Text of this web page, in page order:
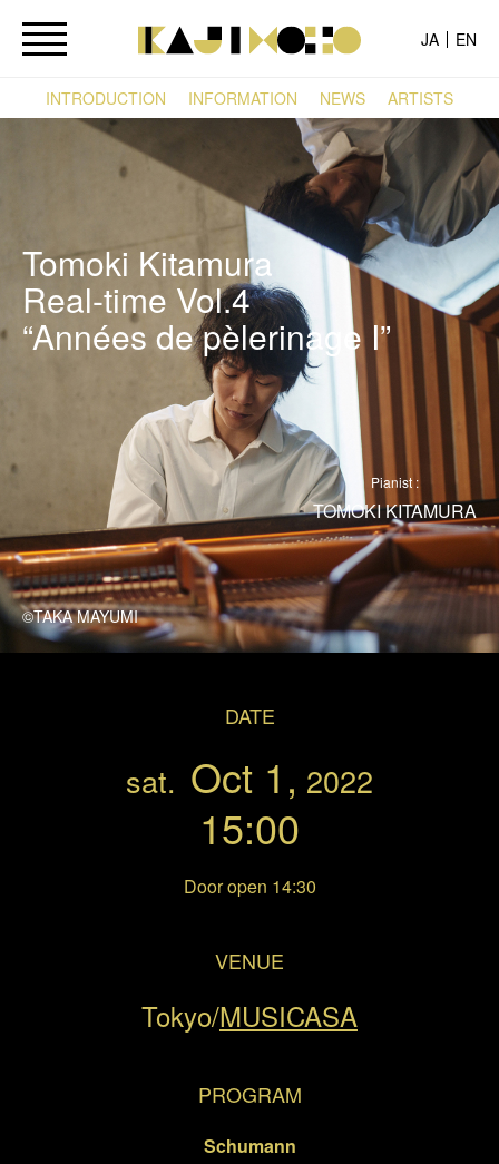
JA EN
INTRODUCTION INFORMATION NEWS ARTISTS
Tomoki Kitamura
Real-time Vol.4
“Années de pèlerinage I”
Pianist :
TOMOKI KITAMURA
©TAKA MAYUMI
DATE
sat. Oct 1, 2022
15:00
Door open 14:30
VENUE
Tokyo/MUSICASA
PROGRAM
Schumann